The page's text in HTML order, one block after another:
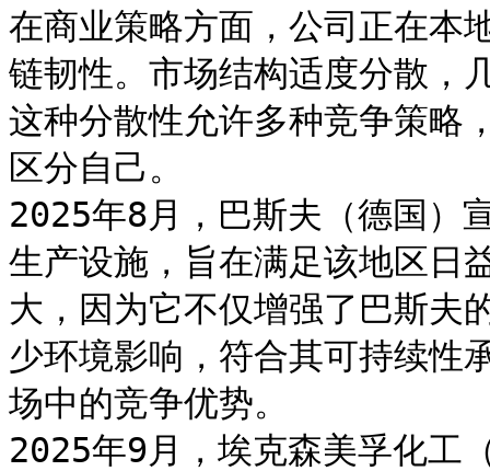
在商业策略方面，公司正在本
链韧性。市场结构适度分散，
这种分散性允许多种竞争策略
区分自己。
2025年8月，巴斯夫（德国）
生产设施，旨在满足该地区日
大，因为它不仅增强了巴斯夫
少环境影响，符合其可持续性
场中的竞争优势。
2025年9月，埃克森美孚化工